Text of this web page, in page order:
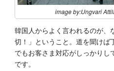
image by:Ungvari
韓国人からよく言われるのが、
切！」ということ。道を聞けば
でもお客さま対応がしっかりし
です。